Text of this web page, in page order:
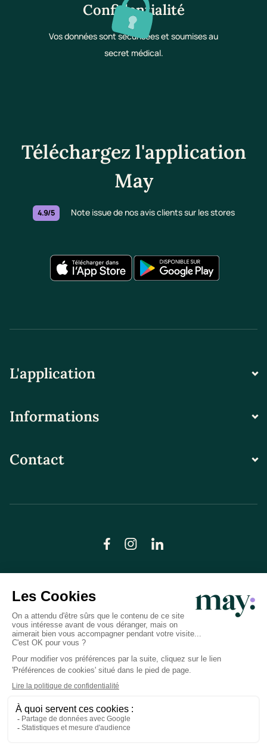
Confidentialité
Vos données sont sécurisées et soumises au
secret médical.
Téléchargez l'application
May
4.9/5 Note issue de nos avis clients sur les stores
L'application
Informations
Contact
© LN CARE 2026
Politique de confidentialité
Conditions générales d’utilisation
Plan du site
Crédits photos